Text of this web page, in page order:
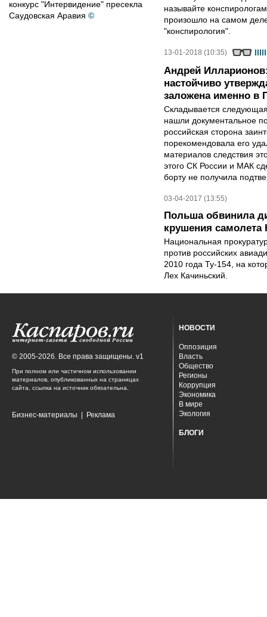
конкурс "Интервидение" пресекла
Саудовская Аравия ©
называйте
произошло на самом
"конспирология".
13-01-2018 (10:35)
Андрей
настойчиво
заложена именно в
Складывается
нашли документальное
российская сторона
порекомендовала его
материалов следствия
этого СК России и МАК
борту не получила
03-04-2017 (13:55)
Польша обвинила
крушения самолета
Национальная
против российских
2010 года Ту-154, на
Лех Качиньский.
© 2005-2026. Все права защищены. v1
При полном или частичном использовании
материалов, опубликованных на страницах
сайта, ссылка на источник обязательна.
Бизнес-материалы Реклама
НОВОСТИ
Оппозиция
Власть
Общество
Регионы
Коррупция
Экономика
В мире
Экология
БЛОГИ